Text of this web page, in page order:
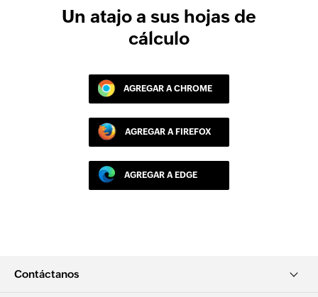
Un atajo a sus hojas de
cálculo
AGREGAR A CHROME
AGREGAR A FIREFOX
AGREGAR A EDGE
Contáctanos